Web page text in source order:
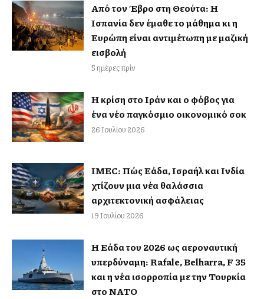
Από τον Έβρο στη Θεούτα: Η
Ισπανία δεν έμαθε το μάθημα κι η
Ευρώπη είναι αντιμέτωπη με μαζική
εισβολή
5 ημέρες πρίν
Η κρίση στο Ιράν και ο φόβος για
ένα νέο παγκόσμιο οικονομικό σοκ
26 Ιουλίου 2026
IMEC: Πώς Ελλάδα, Ισραήλ και Ινδία
χτίζουν μια νέα θαλάσσια
αρχιτεκτονική ασφάλειας
19 Ιουλίου 2026
Η Ελλάδα του 2026 ως αεροναυτική
υπερδύναμη: Rafale, Belharra, F 35
και η νέα ισορροπία με την Τουρκία
στο ΝΑΤΟ